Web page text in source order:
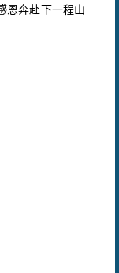
恩奔赴下一程山